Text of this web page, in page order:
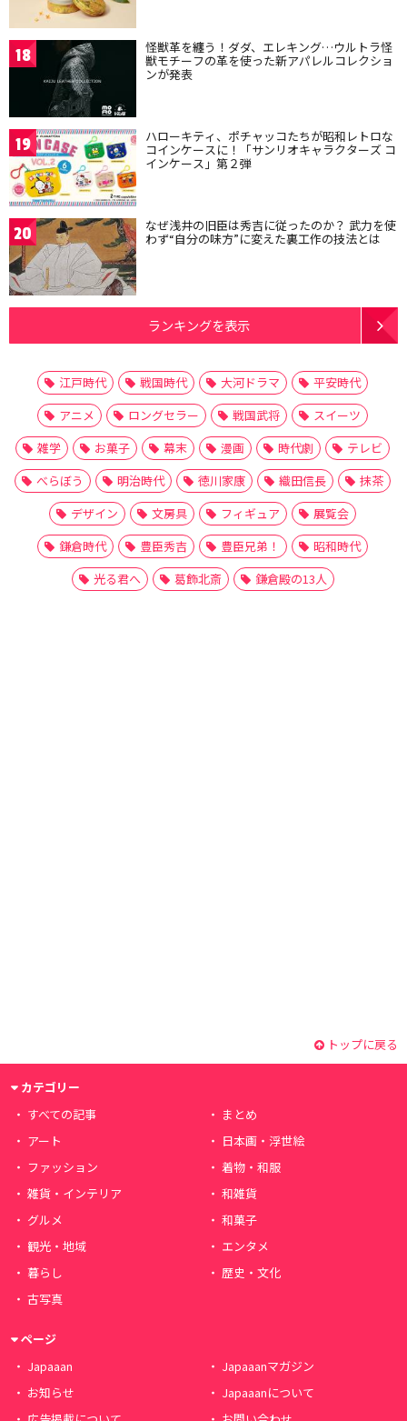
18 怪獣革を纏う！ダダ、エレキング…ウルトラ怪
獣モチーフの革を使った新アパレルコレクショ
ンが発表
19 ハローキティ、ポチャッコたちが昭和レトロな
コインケースに！「サンリオキャラクターズ コ
インケース」第２弾
20 なぜ浅井の旧臣は秀吉に従ったのか？ 武力を使
わず“自分の味方”に変えた裏工作の技法とは
ランキングを表示
江戸時代 戦国時代 大河ドラマ
平安時代
アニメ
ロングセラー 戦国武将
スイーツ
雑学
お菓子 幕末 漫画 時代劇
テレビ
べらぼう
明治時代 徳川家康 織田信長
抹茶
デザイン
文房具 フィギュア
展覧会
鎌倉時代
豊臣秀吉 豊臣兄弟！
昭和時代
光る君へ
葛飾北斎 鎌倉殿の13人
トップに戻る
カテゴリー
すべての記事
まとめ
アート
日本画・浮世絵
ファッション
着物・和服
雑貨・インテリア
和雑貨
グルメ
和菓子
観光・地域
エンタメ
暮らし
歴史・文化
古写真
ページ
Japaaan
Japaaanマガジン
お知らせ
Japaaanについて